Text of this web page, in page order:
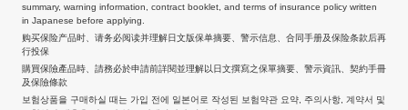
summary, warning information, contract booklet, and terms of insurance policy written
in Japanese before applying.
购买保险产品时、请务必阅读并理解日文版保单摘要、警示信息、合同手册及保险条款后再
行投保
購買保險產品時、請務必於申請前詳閱並理解以日文撰寫之保單摘要、警示資訊、契約手冊
及保險條款
보험상품을 구매하실 때는 가입 전에 일본어로 작성된 보험약관 요약, 주의사항, 계약서 및